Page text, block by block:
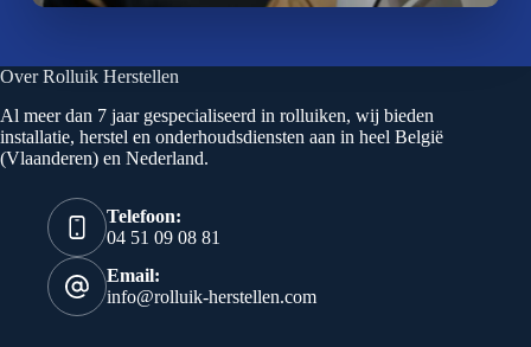
Over Rolluik Herstellen
Al meer dan 7 jaar gespecialiseerd in rolluiken, wij bieden
installatie, herstel en onderhoudsdiensten aan in heel België
(Vlaanderen) en Nederland.
Telefoon:
04 51 09 08 81
Email:
info@rolluik-herstellen.com